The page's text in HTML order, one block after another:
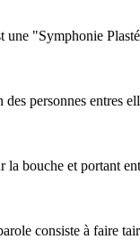
une "Symphonie
personnes entres
bouche et portant
consiste à faire